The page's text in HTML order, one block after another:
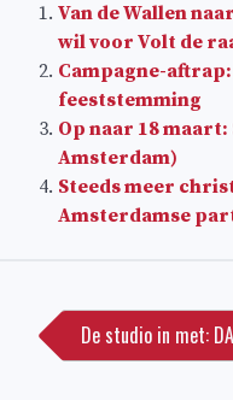
Van de Wallen
wil voor Volt de
Campagne-aftrap:
feeststemming
Op naar 18 maart:
Amsterdam)
Steeds meer
Amsterdamse
navigatie
De studio in met: